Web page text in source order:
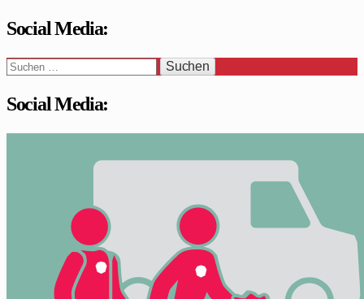
Social Media:
Suchen
nach:
Social Media: